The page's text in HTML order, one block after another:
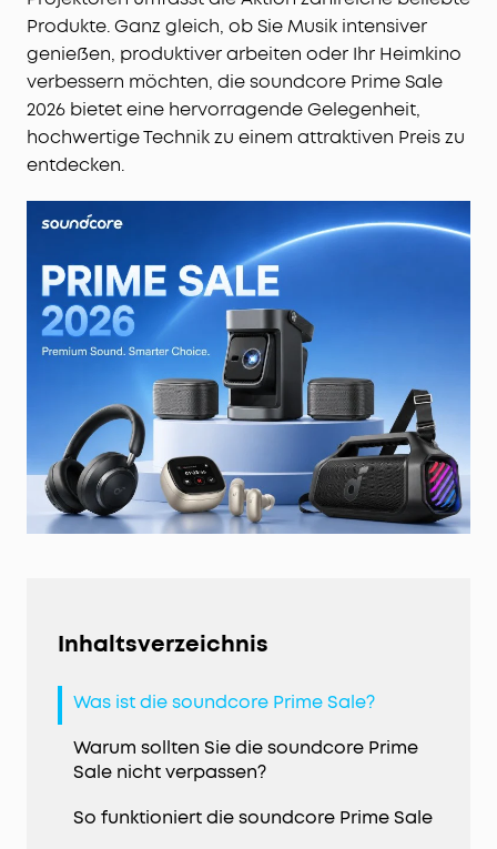
Produkte. Ganz gleich, ob Sie Musik intensiver
genießen, produktiver arbeiten oder Ihr Heimkino
verbessern möchten, die soundcore Prime Sale
2026 bietet eine hervorragende Gelegenheit,
hochwertige Technik zu einem attraktiven Preis zu
entdecken.
Inhaltsverzeichnis
Was ist die soundcore Prime Sale?
Warum sollten Sie die soundcore Prime
Sale nicht verpassen?
So funktioniert die soundcore Prime Sale